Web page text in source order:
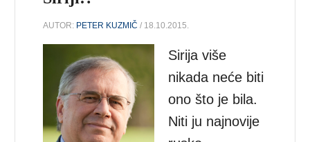
AUTOR: PETER KUZMIČ / 18.10.2015.
Sirija više
nikada neće biti
ono što je bila.
Niti ju najnovije